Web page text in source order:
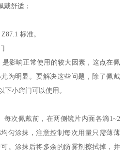
戴舒适；
标准。
影响正常使用的较大因素，这点在佩
为明显。要解决这些问题，除了佩戴
下小窍门可以使用。
每次佩戴前，在两侧镜片内面各滴1~2
匀涂抹，注意控制每次用量只需薄薄
。涂抹后将多余的防雾剂擦拭掉，并